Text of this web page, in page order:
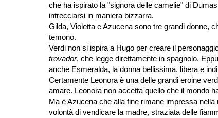
che ha ispirato la "signora delle camelie" di
intrecciarsi in maniera bizzarra.
Gilda, Violetta e Azucena sono tre grandi donne,
temono.
Verdi non si ispira a Hugo per creare il
trovador, che legge direttamente in spagnolo.
anche Esmeralda, la donna bellissima, libera e
Certamente Leonora è una delle grandi eroine
amare. Leonora non accetta quello che il mondo
Ma è Azucena che alla fine rimane impressa
volontà di vendicare la madre, straziata delle